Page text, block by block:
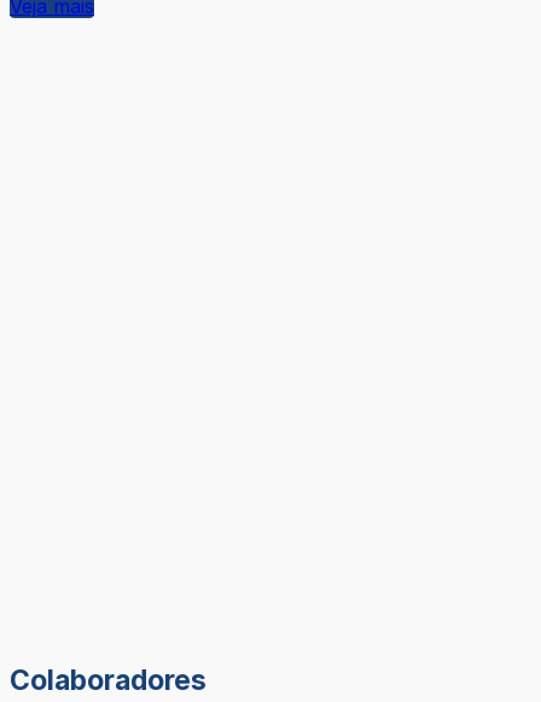
Veja mais
Colaboradores